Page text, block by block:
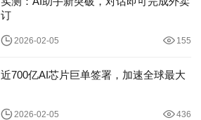
订
2026-02-05 155
近700亿AI芯片巨单签署，加速全球最大
2026-02-05 436